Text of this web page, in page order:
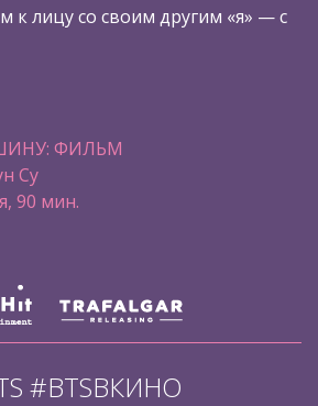
к лицу со своим другим «я» — с
ФИЛЬМ
Су
90 мин.
#BTSВКИНО